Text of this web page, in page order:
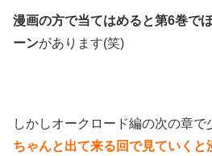
漫画の方で当てはめると第6巻で
ーンがあります(笑)
しかしオークロード編の次の章で
ちゃんと出て来る回で見ていくと